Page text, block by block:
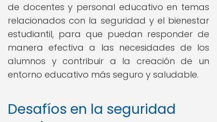
de docentes y personal educativo en temas
relacionados con la seguridad y el bienestar
estudiantil, para que puedan responder de
manera efectiva a las necesidades de los
alumnos y contribuir a la creación de un
entorno educativo más seguro y saludable.
Desafíos en la seguridad